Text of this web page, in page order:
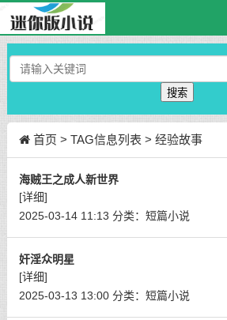
搜索
首页 > TAG信息列表 > 经验故事
海贼王之成人新世界
[详细]
2025-03-14 11:13 分类： 短篇小说
奸淫众明星
[详细]
2025-03-13 13:00 分类： 短篇小说